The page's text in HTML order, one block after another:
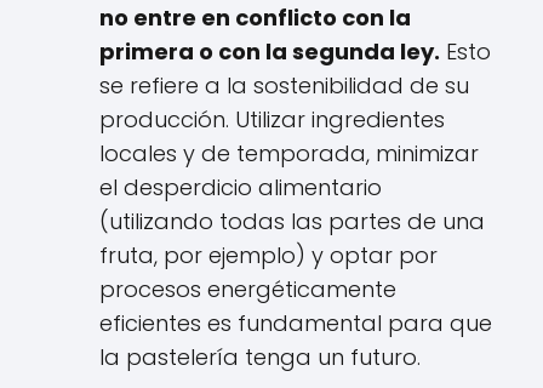
no entre en conflicto con la
primera o con la segunda ley. Esto
se refiere a la sostenibilidad de su
producción. Utilizar ingredientes
locales y de temporada, minimizar
el desperdicio alimentario
(utilizando todas las partes de una
fruta, por ejemplo) y optar por
procesos energéticamente
eficientes es fundamental para que
la pastelería tenga un futuro.